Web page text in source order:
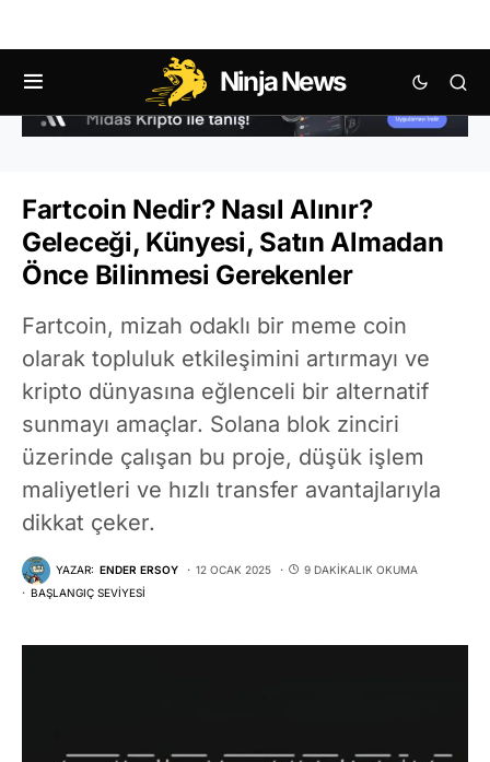
Ninja News
Fartcoin Nedir? Nasıl Alınır?
Geleceği, Künyesi, Satın Almadan
Önce Bilinmesi Gerekenler
Fartcoin, mizah odaklı bir meme coin
olarak topluluk etkileşimini artırmayı ve
kripto dünyasına eğlenceli bir alternatif
sunmayı amaçlar. Solana blok zinciri
üzerinde çalışan bu proje, düşük işlem
maliyetleri ve hızlı transfer avantajlarıyla
dikkat çeker.
YAZAR: ENDER ERSOY 12 OCAK 2025
9 DAKIKALIK OKUMA
BAŞLANGIÇ SEVIYESI